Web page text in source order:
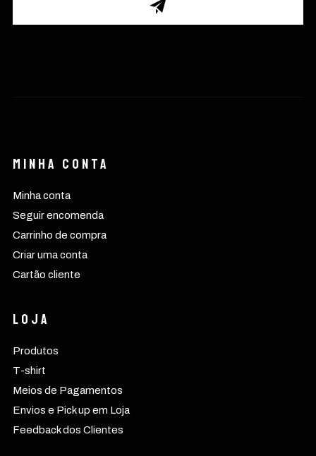
Minha conta
Minha conta
Seguir encomenda
Carrinho de compra
Criar uma conta
Cartão cliente
Loja
Produtos
T-shirt
Meios de Pagamentos
Envios e Pick up em Loja
Feedback dos Clientes